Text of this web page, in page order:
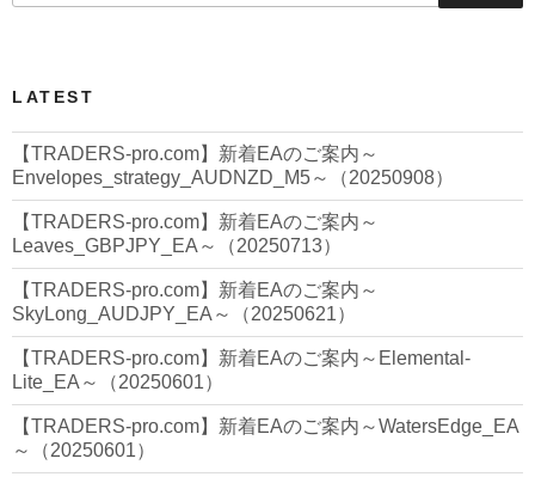
LATEST
【TRADERS-pro.com】新着EAのご案内～
Envelopes_strategy_AUDNZD_M5～（20250908）
【TRADERS-pro.com】新着EAのご案内～
Leaves_GBPJPY_EA～（20250713）
【TRADERS-pro.com】新着EAのご案内～
SkyLong_AUDJPY_EA～（20250621）
【TRADERS-pro.com】新着EAのご案内～Elemental-
Lite_EA～（20250601）
【TRADERS-pro.com】新着EAのご案内～WatersEdge_EA
～（20250601）